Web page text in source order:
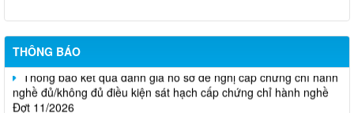
THÔNG BÁO
nghề đủ/không đủ điều kiện sát hạch cấp chứng chỉ hành nghề
Đợt 10/2026
Thông báo kết quả đánh giá hồ sơ đề nghị cấp chứng chỉ hành
nghề đủ/không đủ điều kiện sát hạch cấp chứng chỉ hành nghề
Đợt 11/2026